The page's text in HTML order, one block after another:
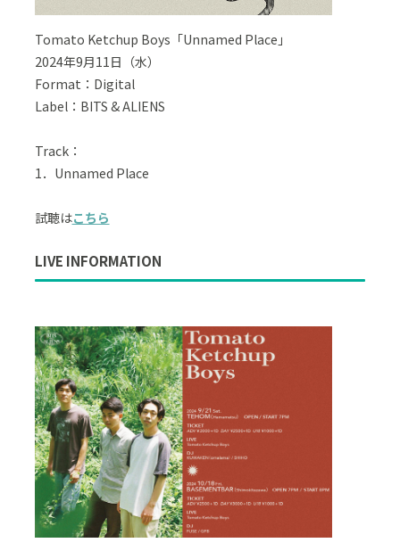
Tomato Ketchup Boys「Unnamed Place」
2024年9月11日（水）
Format：Digital
Label：BITS & ALIENS
Track：
1．Unnamed Place
試聴はこちら
LIVE INFORMATION